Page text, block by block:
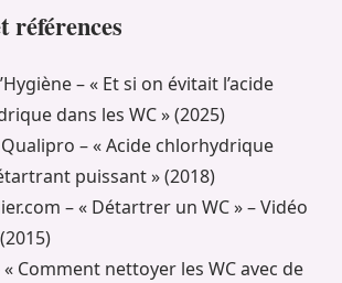
références
– « Et si on évitait l’acide
dans les WC » (2025)
– « Acide chlorhydrique
puissant » (2018)
– « Détartrer un WC » – Vidéo
Comment nettoyer les WC avec de